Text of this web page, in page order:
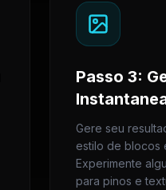
Passo 3:
Gere seu
estilo de blocos
Experimente
para pinos e